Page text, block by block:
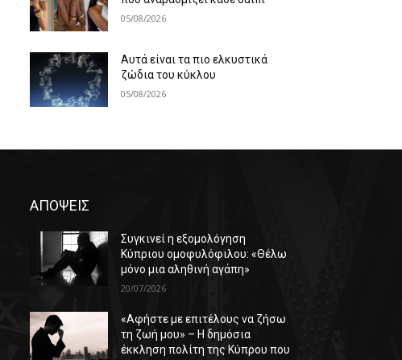
05/08/2026
Αυτά είναι τα πιο ελκυστικά
ζώδια του κύκλου
05/08/2026
ΑΠΟΨΕΙΣ
Συγκινεί η εξομολόγηση
Κύπριου ομοφυλόφιλου: «Θέλω
μόνο μια αληθινή αγάπη»
20/07/2026
«Αφήστε με επιτέλους να ζήσω
τη ζωή μου» – Η δημόσια
έκκληση πολίτη της Κύπρου που